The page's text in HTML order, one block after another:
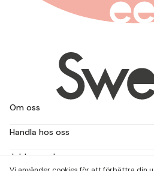
Om oss
Handla hos oss
Jobba med oss